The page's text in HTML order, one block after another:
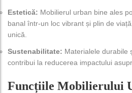
Estetică: Mobilierul urban bine ales
banal într-un loc vibrant și plin de
unică.
Sustenabilitate: Materialele durabile
contribui la reducerea impactului
Funcțiile Mobilierului